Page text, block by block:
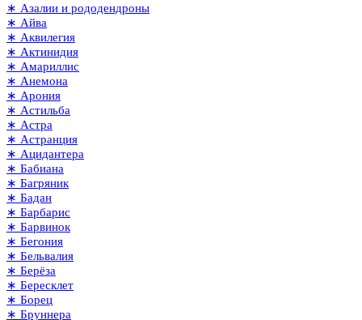
∗ Азалии и рододендроны
∗ Айва
∗ Аквилегия
∗ Актинидия
∗ Амариллис
∗ Анемона
∗ Арония
∗ Астильба
∗ Астра
∗ Астранция
∗ Ацидантера
∗ Бабиана
∗ Багряник
∗ Бадан
∗ Барбарис
∗ Барвинок
∗ Бегония
∗ Бельвалия
∗ Берёза
∗ Бересклет
∗ Борец
∗ Бруннера